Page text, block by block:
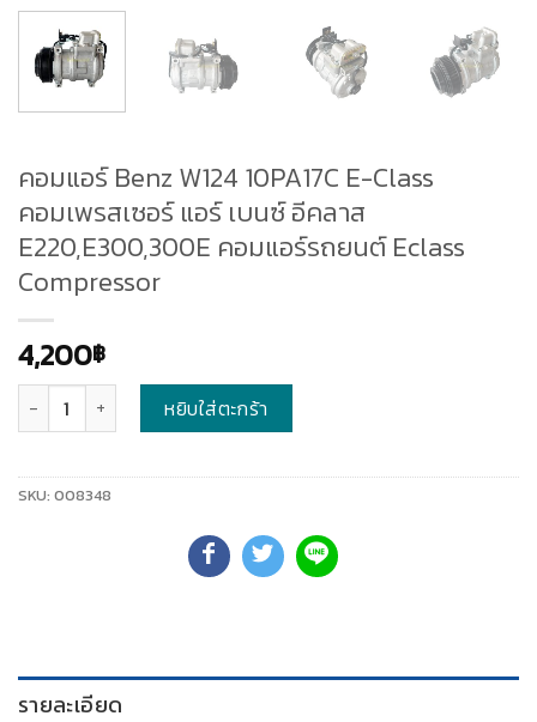
คอมแอร์ Benz W124 10PA17C E-Class
คอมเพรสเซอร์ แอร์ เบนซ์ อีคลาส
E220,E300,300E คอมแอร์รถยนต์ Eclass
Compressor
4,200฿
หยิบใส่ตะกร้า
SKU: 008348
รายละเอียด